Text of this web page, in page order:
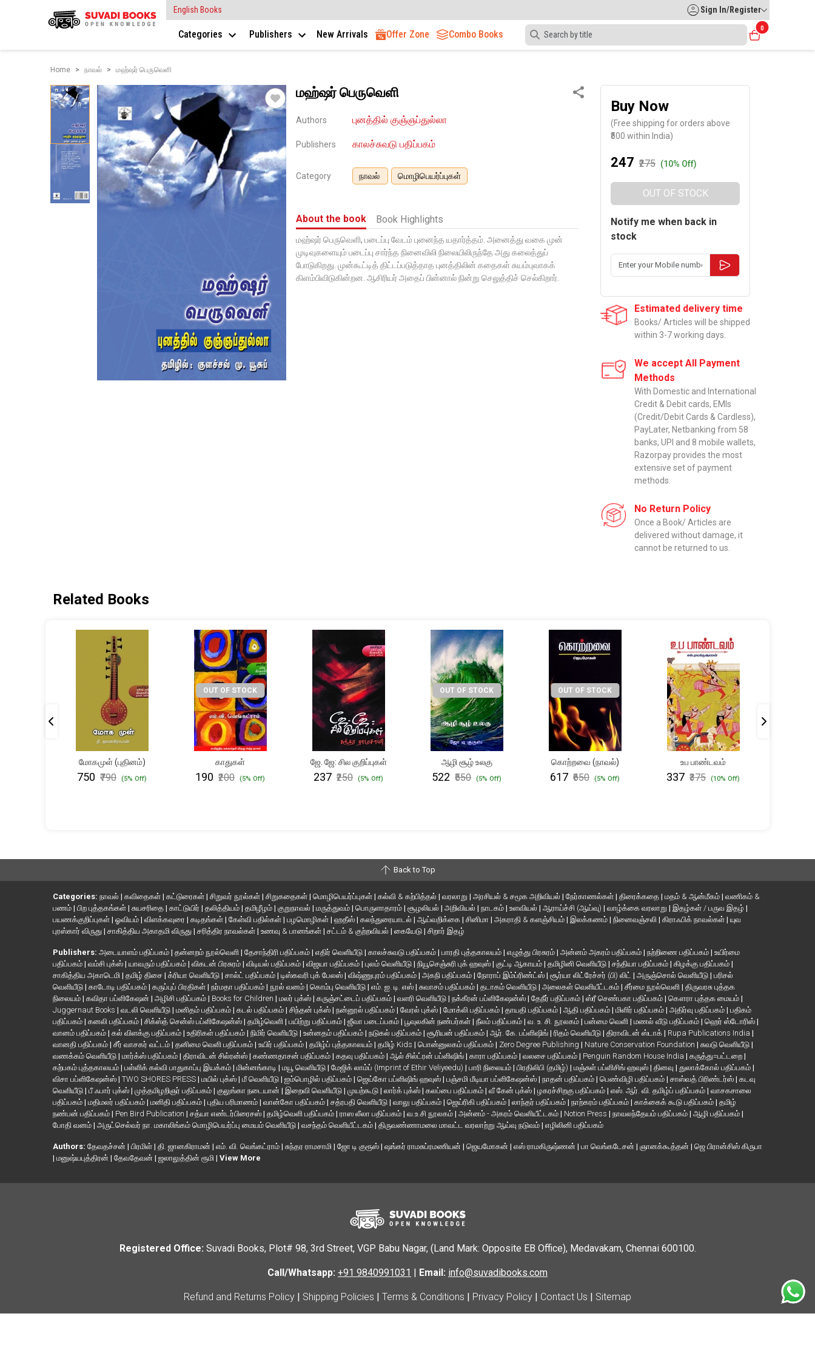
English Books Sign In/Register
Categories Publishers New Arrivals Offer Zone Combo Books
0
Home நாவல் மஹ்ஷர் பெருவெளி
மஹ்ஷர் பெருவெளி
Authors புனத்தில் குஞ்ஞப்துல்லா
Publishers காலச்சுவடு பதிப்பகம்
Category நாவல் மொழிபெயர்ப்புகள்
About the book Book Highlights
மஹ்ஷர் பெருவெளி, படைப்பு வேடம் புனைந்த யதார்த்தம். அனைத்து வகை முன்
முடிவுகளையும் படைப்பு சார்ந்த நினைவிலி நிலையிலிருந்தே அது கலைத்துப்
போடுகிறது. முன்கூட்டித் திட்டப்படுத்தாத புனத்திலின் கதைகள் சுயம்புவாகக்
கிளம்பிவிடுகின்றன. ஆசிரியர் அதைப் பின்னால் நின்று செலுத்திச் செல்கிறார்.
Buy Now
(Free shipping for orders above
₹500 within India)
₹247 ₹275 (10% Off)
OUT OF STOCK
Notify me when back in
stock
Estimated delivery time
Books/ Articles will be shipped
within 3-7 working days.
We accept All Payment
Methods
With Domestic and International
Credit & Debit cards, EMIs
(Credit/Debit Cards & Cardless),
PayLater, Netbanking from 58
banks, UPI and 8 mobile wallets,
Razorpay provides the most
extensive set of payment
methods.
No Return Policy
Once a Book/ Articles are
delivered without damage, it
cannot be returned to us.
Related Books
மோகமுள் (புதினம்)
₹750 ₹790 (5% Off)
OUT OF STOCK
காதுகள்
₹190 ₹200 (5% Off)
ஜே. ஜே: சில குறிப்புகள்
₹237 ₹250 (5% Off)
OUT OF STOCK
ஆழி சூழ் உலகு
₹522 ₹550 (5% Off)
OUT OF STOCK
கொற்றவை (நாவல்)
₹617 ₹650 (5% Off)
உப பாண்டவம்
₹337 ₹375 (10% Off)
Back to Top
Categories: நாவல் | கவிதைகள் | கட்டுரைகள் | சிறுவர் நூல்கள் | சிறுகதைகள் | மொழிபெயர்ப்புகள் | கல்வி & கற்பித்தல் | வரலாறு | அரசியல் & சமூக அறிவியல் | நேர்காணல்கள் | திரைக்கதை | மதம் & ஆன்மீகம் | வணிகம் &
பணம் | பிற புத்தகங்கள் | சுயசரிதை | காட்டுயிர் | தலித்தியம் | தமிழீழம் | குறுநாவல் | மருத்துவம் | பொருளாதாரம் | சூழலியல் | அறிவியல் | நாடகம் | உளவியல் | ஆராய்ச்சி (ஆய்வு) | வாழ்க்கை வரலாறு | இதழ்கள் / பருவ இதழ் |
பயணக்குறிப்புகள் | ஓவியம் | விளக்கவுரை | கடிதங்கள் | கேள்வி பதில்கள் | பழமொழிகள் | ஹதீஸ் | கலந்துரையாடல் | ஆய்வறிக்கை | சினிமா | அகராதி & களஞ்சியம் | இலக்கணம் | நினைவஞ்சலி | கிராஃபிக் நாவல்கள் | யுவ
புரஸ்கார் விருது | சாகித்திய அகாதமி விருது | சரித்திர நாவல்கள் | உணவு & பானங்கள் | சட்டம் & குற்றவியல் | கையேடு | சிறார் இதழ்
Publishers: அடையாளம் பதிப்பகம் | தன்னறம் நூல்வெளி | தேசாந்திரி பதிப்பகம் | எதிர் வெளியீடு | காலச்சுவடு பதிப்பகம் | பாரதி புத்தகாலயம் | எழுத்து பிரசுரம் | அன்னம் அகரம் பதிப்பகம் | நற்றிணை பதிப்பகம் | உயிர்மை
பதிப்பகம் | வம்சி புக்ஸ் | யாவரும் பதிப்பகம் | விகடன் பிரசுரம் | விடியல் பதிப்பகம் | விஜயா பதிப்பகம் | புலம் வெளியீடு | நியூசெஞ்சுரி புக் ஹவுஸ் | குட்டி ஆகாயம் | தமிழினி வெளியீடு | சந்தியா பதிப்பகம் | கிழக்கு பதிப்பகம் |
சாகித்திய அகாடெமி | தமிழ் திசை | க்ரியா வெளியீடு | சால்ட் பதிப்பகம் | டிஸ்கவரி புக் பேலஸ் | விஷ்ணுபுரம் பதிப்பகம் | அகநி பதிப்பகம் | நோராப் இம்ப்ரிண்ட்ஸ் | சூர்யா லிட்ரேச்சர் (பி) லிட் | அருஞ்சொல் வெளியீடு | பரிசல்
வெளியீடு | காடோடி பதிப்பகம் | கருப்புப் பிரதிகள் | நர்மதா பதிப்பகம் | நூல் வனம் | கொம்பு வெளியீடு | எம். ஐ. டி. எஸ் | சுவாசம் பதிப்பகம் | தடாகம் வெளியீடு | அலைகள் வெளியீட்டகம் | சீர்மை நூல்வெளி | திருவரசு புத்தக
நிலையம் | கவிதா பப்ளிகேஷன் | அழிசி பதிப்பகம் | Books for Children | மலர் புக்ஸ் | கருஞ்சட்டைப் பதிப்பகம் | வளரி வெளியீடு | நக்கீரன் பப்ளிகேஷன்ஸ் | தேநீர் பதிப்பகம் | ஸ்ரீ செண்பகா பதிப்பகம் | கௌரா புத்தக மையம் |
Juggernaut Books | வடலி வெளியீடு | மனிதம் பதிப்பகம் | கடல் பதிப்பகம் | சிந்தன் புக்ஸ் | நன்னூல் பதிப்பகம் | வேரல் புக்ஸ் | மோக்லி பதிப்பகம் | தாயதி பதிப்பகம் | ஆதி பதிப்பகம் | மிளிர் பதிப்பகம் | அதிர்வு பதிப்பகம் | பதிகம்
பதிப்பகம் | கனலி பதிப்பகம் | சிக்ஸ்த் சென்ஸ் பப்ளிகேஷன்ஸ் | தமிழ்வெளி | பயிற்று பதிப்பகம் | ஜீவா படைப்பகம் | பூவுலகின் நண்பர்கள் | நீலம் பதிப்பகம் | வ. உ. சி. நூலகம் | பன்மை வெளி | மணல் வீடு பதிப்பகம் | ஹெர் ஸ்டோரிஸ் |
வானம் பதிப்பகம் | கல் விளக்கு பதிப்பகம் | உதிரிகள் பதிப்பகம் | நிமிர் வெளியீடு | உன்னதம் பதிப்பகம் | நடுகல் பதிப்பகம் | சூரியன் பதிப்பகம் | ஆர். கே. பப்ளிஷிங் | ரிதம் வெளியீடு | திராவிடன் ஸ்டாக் | Rupa Publications India |
வானதி பதிப்பகம் | சீர் வாசகர் வட்டம் | தனிமை வெளி பதிப்பகம் | உயிர் பதிப்பகம் | தமிழ்ப் புத்தகாலயம் | தமிழ் Kids | பொன்னுலகம் பதிப்பகம் | Zero Degree Publishing | Nature Conservation Foundation | சுவடு வெளியீடு |
வணக்கம் வெளியீடு | மார்க்ஸ் பதிப்பகம் | திராவிடன் சில்ரன்ஸ் | கண்ணதாசன் பதிப்பகம் | கதவு பதிப்பகம் | ஆல் சில்ட்ரன் பப்ளிஷிங் | காரா பதிப்பகம் | வலசை பதிப்பகம் | Penguin Random House India | கருத்து=பட்டறை |
கற்பகம் புத்தகாலயம் | பள்ளிக் கல்வி பாதுகாப்பு இயக்கம் | மின்னங்காடி | மயூ வெளியீடு | மேஜிக் லாம்ப் (Imprint of Ethir Veliyeedu) | பாரி நிலையம் | பிரதிலிபி (தமிழ்) | மஞ்சுள் பப்ளிசிங் ஹவுஸ் | தினவு | துலாக்கோல் பதிப்பகம் |
விசா பப்ளிகேஷன்ஸ் | TWO SHORES PRESS | மயில் புக்ஸ் | மீ வெளியீடு | ஐம்பொழில் பதிப்பகம் | ஜெய்கோ பப்ளிஷிங் ஹவுஸ் | பஞ்சமி மீடியா பப்ளிகேஷன்ஸ் | நாதன் பதிப்பகம் | பெண்விழி பதிப்பகம் | சாஸ்வத் பிரிண்டர்ஸ் | கடவு
வெளியீடு | பீ ஃபார் புக்ஸ் | முத்தமிழறிஞர் பதிப்பகம் | குலுங்கா நடையான் | இறைவி வெளியீடு | முயற்கூடு | லார்க் புக்ஸ் | கலப்பை பதிப்பகம் | வீ கேன் புக்ஸ் | ழகரச்சிறகு பதிப்பகம் | எஸ். ஆர். வி. தமிழ்ப் பதிப்பகம் | வாசகசாலை
பதிப்பகம் | மதிமலர் பதிப்பகம் | மனிதி பதிப்பகம் | புதிய பரிமாணம் | வான்கோ பதிப்பகம் | சத்ரபதி வெளியீடு | வாலு பதிப்பகம் | ஜெய்ரிகி பதிப்பகம் | லாந்தர் பதிப்பகம் | நாற்கரம் பதிப்பகம் | காக்கைக் கூடு பதிப்பகம் | தமிழ்
நண்பன் பதிப்பகம் | Pen Bird Publication | சத்யா எண்டர்பிரைசஸ் | தமிழ்வெளி பதிப்பகம் | ராஸ லீலா பதிப்பகம் | வ.உ.சி நூலகம் | அன்னம் - அகரம் வெளியீட்டகம் | Notion Press | நாவலந்தேயம் பதிப்பகம் | ஆழி பதிப்பகம் |
போதி வனம் | அருட்செல்வர் நா. மகாலிங்கம் மொழிபெயர்ப்பு மையம் வெளியீடு | வசந்தம் வெளியீட்டகம் | திருவண்ணாமலை மாவட்ட வரலாற்று ஆய்வு நடுவம் | எழிலினி பதிப்பகம்
Authors: தேவதச்சன் | பிரமிள் | தி. ஜானகிராமன் | எம். வி. வெங்கட்ராம் | சுந்தர ராமசாமி | ஜோ டி குரூஸ் | ஷங்கர் ராமசுப்ரமணியன் | ஜெயமோகன் | எஸ் ராமகிருஷ்ணன் | பா வெங்கடேசன் | ஞானக்கூத்தன் | ஜெ பிரான்சிஸ் கிருபா
| மனுஷ்யபுத்திரன் | தேவதேவன் | ஜலாலுத்தின் ரூமி | View More
Registered Office: Suvadi Books, Plot# 98, 3rd Street, VGP Babu Nagar, (Land Mark: Opposite EB Office), Medavakam, Chennai 600100.
Call/Whatsapp: +91 9840991031 Email: info@suvadibooks.com
Refund and Returns Policy Shipping Policies Terms & Conditions Privacy Policy Contact Us Sitemap